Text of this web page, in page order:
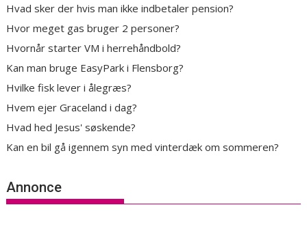
Hvad sker der hvis man ikke indbetaler pension?
Hvor meget gas bruger 2 personer?
Hvornår starter VM i herrehåndbold?
Kan man bruge EasyPark i Flensborg?
Hvilke fisk lever i ålegræs?
Hvem ejer Graceland i dag?
Hvad hed Jesus' søskende?
Kan en bil gå igennem syn med vinterdæk om sommeren?
Annonce